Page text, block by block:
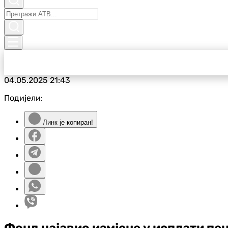
04.05.202521:43
Подијели:
Линк је копиран!